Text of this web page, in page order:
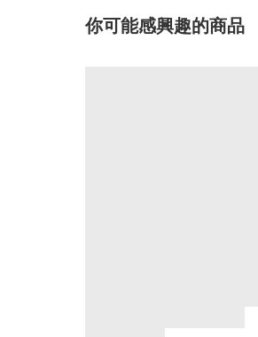
你可能感興趣的商品